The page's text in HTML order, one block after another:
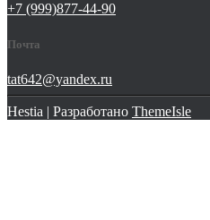
+7 (999)877-44-90
Почта
tat642@yandex.ru
Hestia | Разработано ThemeIsle